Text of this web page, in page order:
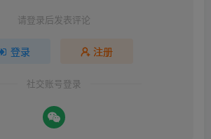
请登录后发表评论
登录 注册
社交账号登录